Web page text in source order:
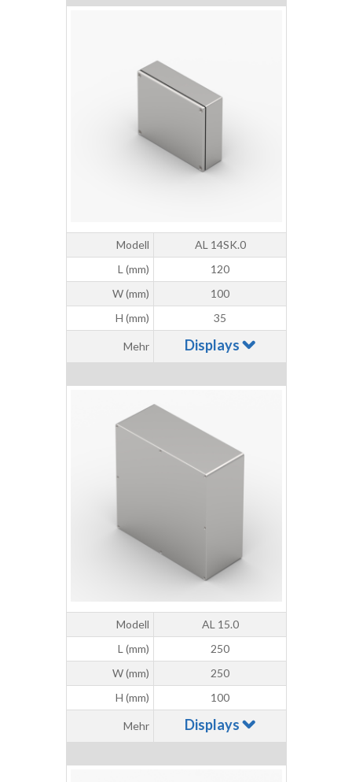
Modell
AL 14SK.0
L (mm)
120
W (mm)
100
H (mm)
35
Mehr Displays
Modell
AL 15.0
L (mm)
250
W (mm)
250
H (mm)
100
Mehr Displays